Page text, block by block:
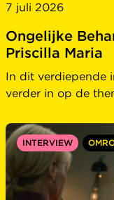
7 juli 2026
Ongelijke
Priscilla Maria
In dit verdiepende
verder in op de
INTERVIEW